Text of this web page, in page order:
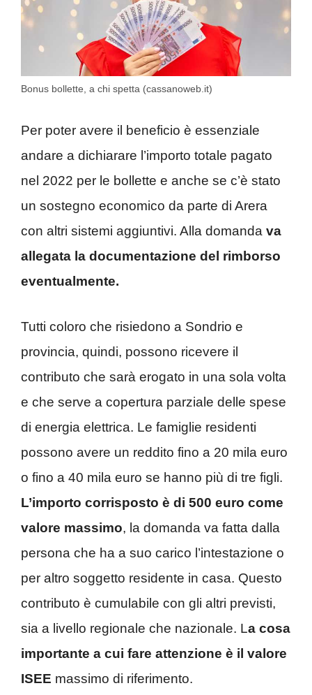
Bonus bollette, a chi spetta (cassanoweb.it)
Per poter avere il beneficio è essenziale
andare a dichiarare l’importo totale pagato
nel 2022 per le bollette e anche se c’è stato
un sostegno economico da parte di Arera
con altri sistemi aggiuntivi. Alla domanda va
allegata la documentazione del rimborso
eventualmente.
Tutti coloro che risiedono a Sondrio e
provincia, quindi, possono ricevere il
contributo che sarà erogato in una sola volta
e che serve a copertura parziale delle spese
di energia elettrica. Le famiglie residenti
possono avere un reddito fino a 20 mila euro
o fino a 40 mila euro se hanno più di tre figli.
L’importo corrisposto è di 500 euro come
valore massimo, la domanda va fatta dalla
persona che ha a suo carico l’intestazione o
per altro soggetto residente in casa. Questo
contributo è cumulabile con gli altri previsti,
sia a livello regionale che nazionale. La cosa
importante a cui fare attenzione è il valore
ISEE massimo di riferimento.